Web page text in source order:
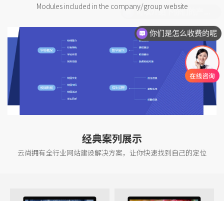
Modules included in the company/group website
经典案列展示
云尚拥有全行业网站建设解决方案，让你快速找到自己的定位
你们是怎么收费的呢